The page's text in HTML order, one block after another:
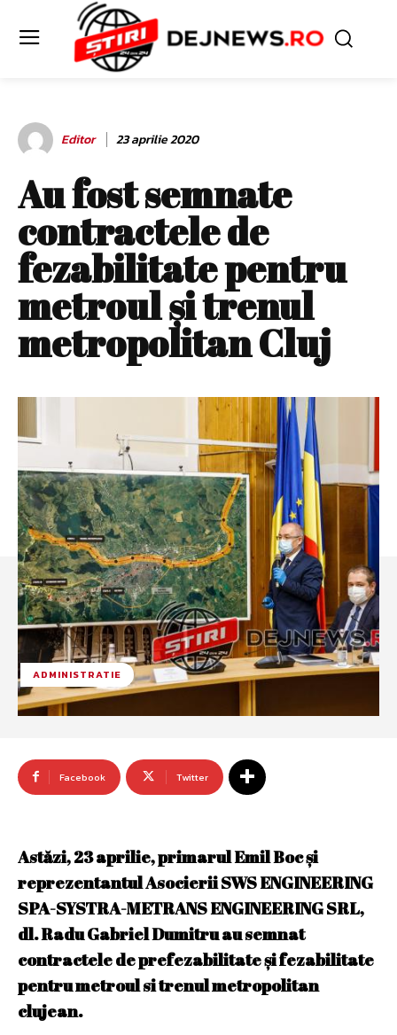
Editor 23 aprilie 2020
Au fost semnate
contractele de
fezabilitate pentru
metroul şi trenul
metropolitan Cluj
ADMINISTRATIE
Facebook Twitter
Astăzi, 23 aprilie, primarul Emil Boc și
reprezentantul Asocierii SWS ENGINEERING
SPA-SYSTRA-METRANS ENGINEERING SRL,
dl. Radu Gabriel Dumitru au semnat
contractele de prefezabilitate și fezabilitate
pentru metroul si trenul metropolitan
clujean.